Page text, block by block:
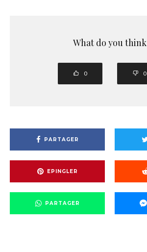
What do you think
0 0
PARTAGER
EPINGLER
PARTAGER